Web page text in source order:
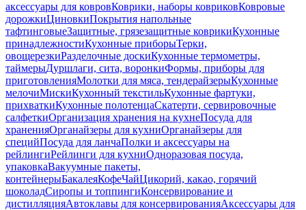
аксессуары для ковровКоврики, наборы ковриковКовровые
дорожкиЦиновкиПокрытия напольные
тафтинговыеЗащитные, грязезащитные коврикиКухонные
принадлежностиКухонные приборыТерки,
овощерезкиРазделочные доскиКухонные термометры,
таймерыДуршлаги, сита, воронкиФормы, приборы для
приготовленияМолотки для мяса, тендерайзерыКухонные
мелочиМискиКухонный текстильКухонные фартуки,
прихваткиКухонные полотенцаСкатерти, сервировочные
салфеткиОрганизация хранения на кухнеПосуда для
храненияОрганайзеры для кухниОрганайзеры для
специйПосуда для ланчаПолки и аксессуары на
рейлингиРейлинги для кухниОдноразовая посуда,
упаковкаВакуумные пакеты,
контейнерыБакалеяКофеЧайЦикорий, какао, горячий
шоколадСиропы и топпингиКонсервирование и
дистилляцияАвтоклавы для консервированияАксессуары для